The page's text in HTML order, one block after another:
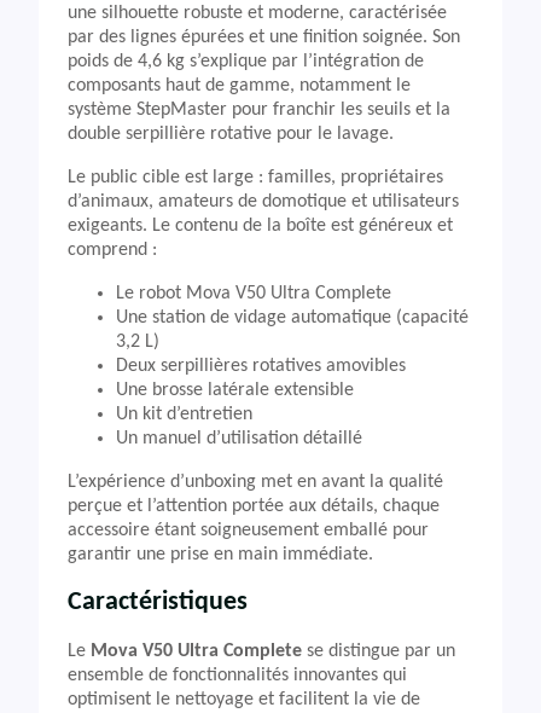
une silhouette robuste et moderne, caractérisée
par des lignes épurées et une finition soignée. Son
poids de 4,6 kg s’explique par l’intégration de
composants haut de gamme, notamment le
système StepMaster pour franchir les seuils et la
double serpillière rotative pour le lavage.
Le public cible est large : familles, propriétaires
d’animaux, amateurs de domotique et utilisateurs
exigeants. Le contenu de la boîte est généreux et
comprend :
Le robot Mova V50 Ultra Complete
Une station de vidage automatique (capacité
3,2 L)
Deux serpillières rotatives amovibles
Une brosse latérale extensible
Un kit d’entretien
Un manuel d’utilisation détaillé
L’expérience d’unboxing met en avant la qualité
perçue et l’attention portée aux détails, chaque
accessoire étant soigneusement emballé pour
garantir une prise en main immédiate.
Caractéristiques
Le Mova V50 Ultra Complete se distingue par un
ensemble de fonctionnalités innovantes qui
optimisent le nettoyage et facilitent la vie de